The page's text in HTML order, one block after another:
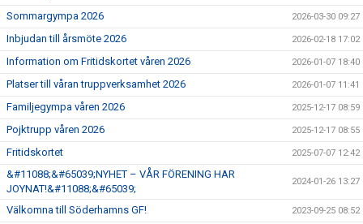
Sommargympa 2026 2026-03-30 09:27
Inbjudan till årsmöte 2026 2026-02-18 17:02
Information om Fritidskortet våren 2026 2026-01-07 18:40
Platser till våran truppverksamhet 2026 2026-01-07 11:41
Familjegympa våren 2026 2025-12-17 08:59
Pojktrupp våren 2026 2025-12-17 08:55
Fritidskortet 2025-07-07 12:42
&#11088;&#65039;NYHET – VÅR FÖRENING HAR
JOYNAT!&#11088;&#65039;
2024-01-26 13:27
Välkomna till Söderhamns GF! 2023-09-25 08:52